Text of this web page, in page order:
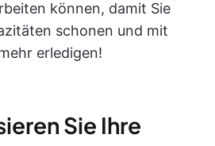
können, damit Sie
schonen und mit
erledigen!
Sie Ihre